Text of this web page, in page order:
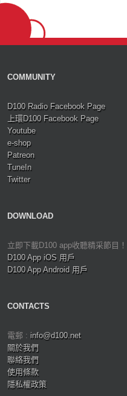
COMMUNITY
D100 Radio Facebook Page
上環D100 Facebook Page
Youtube
e-shop
Patreon
TuneIn
Twitter
DOWNLOAD
立即下載D100 app收聽精采節目！
D100 App iOS 用戶
D100 App Android 用戶
CONTACTS
電郵 : info@d100.net
關於我們
聯絡我們
使用條款
隱私權政策